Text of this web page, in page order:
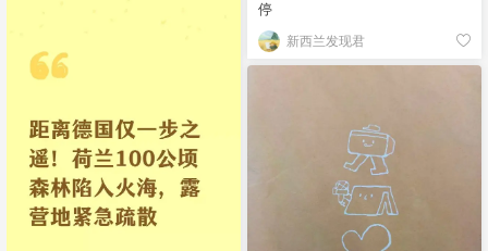
停
新西兰发现君